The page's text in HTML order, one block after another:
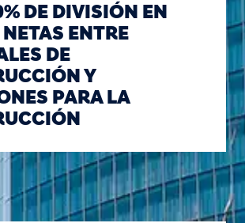
DE DIVISIÓN EN
ENTRE
DE
Y
PARA LA